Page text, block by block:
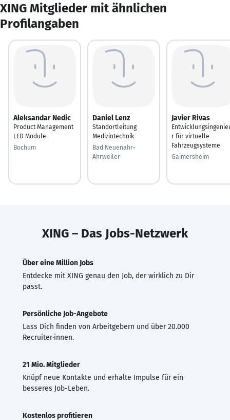
XING Mitglieder mit ähnlichen
Profilangaben
Aleksandar Nedic
Product Management
LED Module
Bochum
Daniel Lenz
Standortleitung
Medizintechnik
Bad Neuenahr-
Ahrweiler
Javier Rivas
r für virtuelle
Fahrzeugsysteme
Gaimersheim
XING – Das Jobs-Netzwerk
Über eine Million Jobs
Entdecke mit XING genau den Job, der wirklich zu Dir
passt.
Persönliche Job-Angebote
Lass Dich finden von Arbeitgebern und über 20.000
Recruiter·innen.
21 Mio. Mitglieder
Knüpf neue Kontakte und erhalte Impulse für ein
besseres Job-Leben.
Kostenlos profitieren